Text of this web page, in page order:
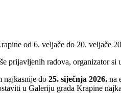
od 6. veljače do 20. veljače
radova, organizator si
najkasnije do 25. siječnja 2026. na
u Galeriju grada Krapine